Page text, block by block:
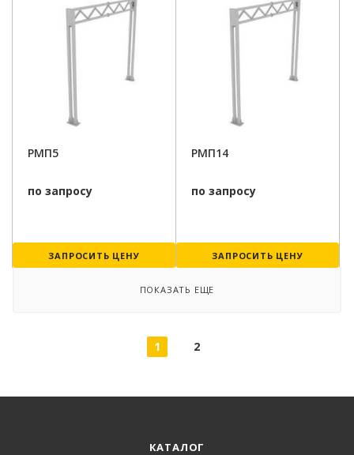
РМП5
по запросу
ЗАПРОСИТЬ ЦЕНУ
РМП14
по запросу
ЗАПРОСИТЬ ЦЕНУ
ПОКАЗАТЬ ЕЩЕ
1 2
КАТАЛОГ